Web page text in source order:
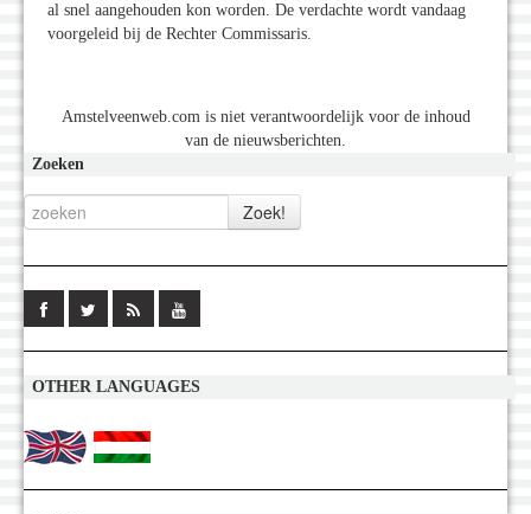
al snel aangehouden kon worden. De verdachte wordt vandaag
voorgeleid bij de Rechter Commissaris.
Amstelveenweb.com is niet verantwoordelijk voor de inhoud
van de nieuwsberichten.
Zoeken
OTHER LANGUAGES